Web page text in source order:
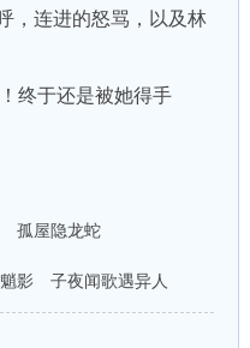
，连进的怒骂，以及林
终于还是被她得手
孤屋隐龙蛇
影 子夜闻歌遇异人